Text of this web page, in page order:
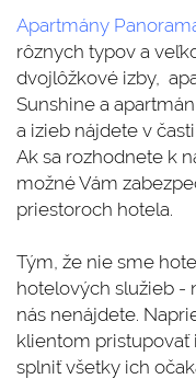
Apartmány
rôznych typov a
dvojlôžkové izby,
Sunshine a
a izieb nájdete v
Ak sa rozhodnete k
možné Vám
priestoroch hotela.
Tým, že nie sme
hotelových služieb -
nás nenájdete.
klientom pristupovať
splniť všetky ich